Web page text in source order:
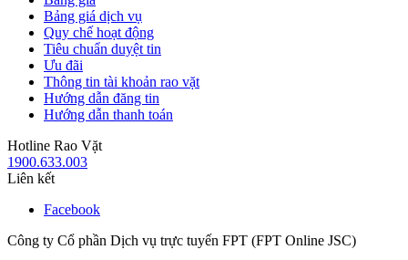
Bảng giá dịch vụ
Quy chế hoạt động
Tiêu chuẩn duyệt tin
Ưu đãi
Thông tin tài khoản rao vặt
Hướng dẫn đăng tin
Hướng dẫn thanh toán
Hotline Rao Vặt
1900.633.003
Liên kết
Facebook
Công ty Cổ phần Dịch vụ trực tuyến FPT (FPT Online JSC)